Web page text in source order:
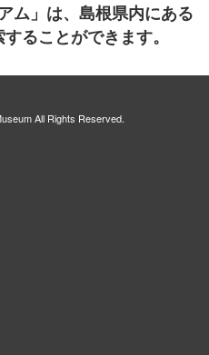
ム」は、島根県内にある
ることができます。
All Rights Reserved.